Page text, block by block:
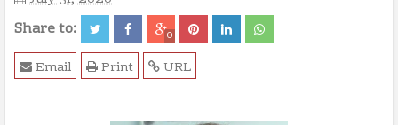
Share to: 0
URL
Print
Email